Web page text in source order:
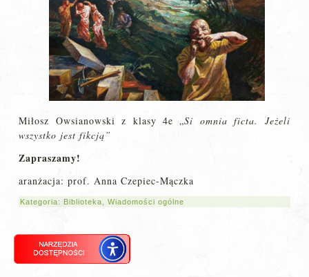
Miłosz Owsianowski z klasy 4e „Si omnia ficta. Jeżeli
wszystko jest fikcją”
Zapraszamy!
aranżacja: prof. Anna Czepiec-Mączka
Kategoria: Biblioteka ,Wiadomości ogólne